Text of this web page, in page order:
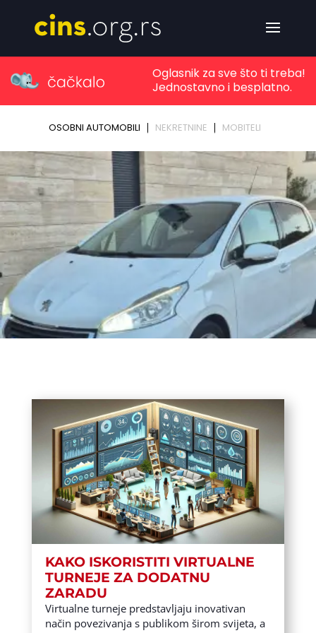
KAKO ISKORISTITI VIRTUALNE
TURNEJE ZA DODATNU
ZARADU
Virtualne turneje predstavljaju inovativan
način povezivanja s publikom širom svijeta, a